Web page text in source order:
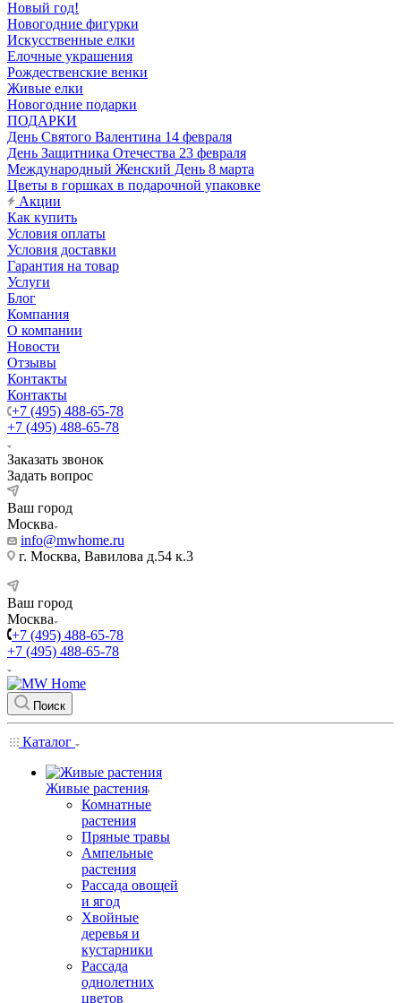
Новый год!
Новогодние фигурки
Искусственные елки
Елочные украшения
Рождественские венки
Живые елки
Новогодние подарки
ПОДАРКИ
День Святого Валентина 14 февраля
День Защитника Отечества 23 февраля
Международный Женский День 8 марта
Цветы в горшках в подарочной упаковке
Акции
Как купить
Условия оплаты
Условия доставки
Гарантия на товар
Услуги
Блог
Компания
О компании
Новости
Отзывы
Контакты
Контакты
+7 (495) 488-65-78
+7 (495) 488-65-78
Заказать звонок
Задать вопрос
Ваш город
Москва
info@mwhome.ru
г. Москва, Вавилова д.54 к.3
Ваш город
Москва
+7 (495) 488-65-78
+7 (495) 488-65-78
Поиск
Каталог
Живые растения
Комнатные
растения
Пряные травы
Ампельные
растения
Рассада овощей
и ягод
Хвойные
деревья и
кустарники
Рассада
однолетних
цветов